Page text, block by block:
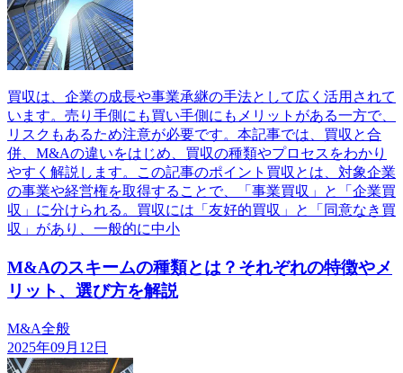
買収は、企業の成長や事業承継の手法として広く活用されて
います。売り手側にも買い手側にもメリットがある一方で、
リスクもあるため注意が必要です。本記事では、買収と合
併、M&Aの違いをはじめ、買収の種類やプロセスをわかり
やすく解説します。この記事のポイント買収とは、対象企業
の事業や経営権を取得することで、「事業買収」と「企業買
収」に分けられる。買収には「友好的買収」と「同意なき買
収」があり、一般的に中小
M&Aのスキームの種類とは？それぞれの特徴やメ
リット、選び方を解説
M&A全般
2025年09月12日